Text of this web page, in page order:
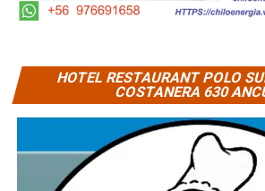
HOTEL RESTAURANT POLO
COSTANERA 630